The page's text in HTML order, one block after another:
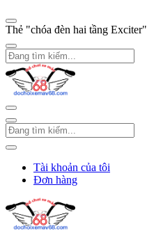
Thẻ "chóa đèn hai tầng Exciter"
Tài khoản của tôi
Đơn hàng